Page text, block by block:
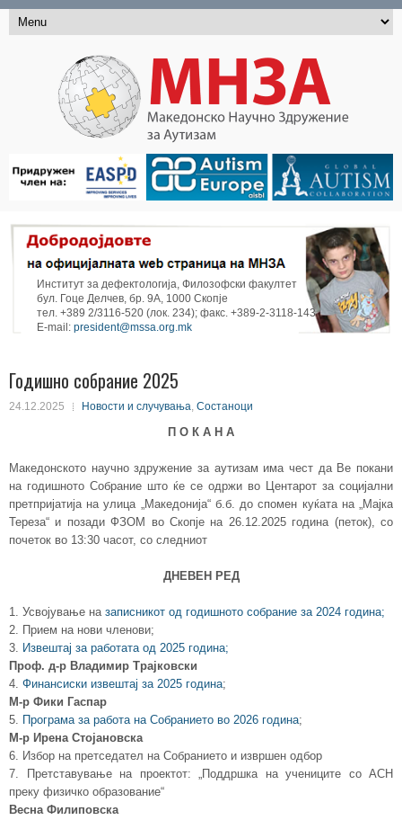
Институт за дефектологија, Филозофски факултет
бул. Гоце Делчев, бр. 9А, 1000 Скопје
тел. +389 2/3116-520 (лок. 234); факс. +389-2-3118-143
E-mail:president@mssa.org.mk
Годишно собрание 2025
24.12.2025 Новости и случувања, Состаноци
П О К А Н А
Македонското научно здружение за аутизам има чест да Ве покани
на годишното Собрание што ќе се одржи во Центарот за социјални
претпријатија на улица „Македонија“ б.б. до спомен куќата на „Мајка
Тереза“ и позади ФЗОМ во Скопје на 26.12.2025 година (петок), со
почеток во 13:30 часот, со следниот
ДНЕВЕН РЕД
1. Усвојување на записникот од годишното собрание за 2024 година;
2. Прием на нови членови;
3. Извештај за работата од 2025 година;
Проф. д-р Владимир Трајковски
4. Финансиски извештај за 2025 година;
М-р Фики Гаспар
5. Програма за работа на Собранието во 2026 година;
М-р Ирена Стојановска
6. Избор на претседател на Собранието и извршен одбор
7. Претставување на проектот: „Поддршка на учениците со АСН
преку физичко образование“
Весна Филиповска